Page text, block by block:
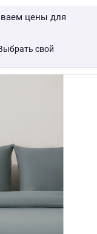
цены для
свой
Розница → WB